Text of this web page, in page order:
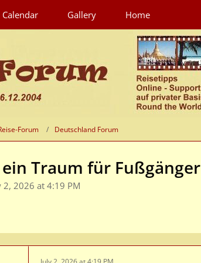
Calendar Gallery Home
Forum Deutschland Forum
Traum für Fußgänger
2, 2026 at 4:19 PM